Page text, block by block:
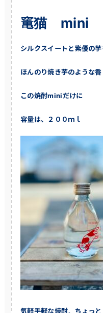
竃猫 mini
シルクスイートと紫優の
ほんのり焼き芋のような
この焼酎miniだけに
容量は、２００ｍｌ
気軽手軽な焼酎。ちょっ